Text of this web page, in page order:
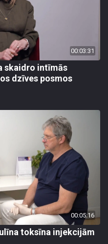
00:03:31
skaidro intīmās
dzīves posmos
00:05:16
toksīna injekcijām